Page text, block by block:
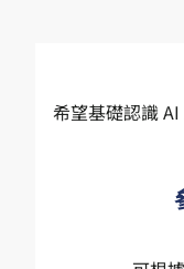
希望基礎認識